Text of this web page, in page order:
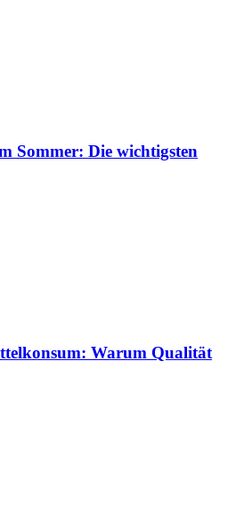
Sommer: Die wichtigsten
Warum Qualität